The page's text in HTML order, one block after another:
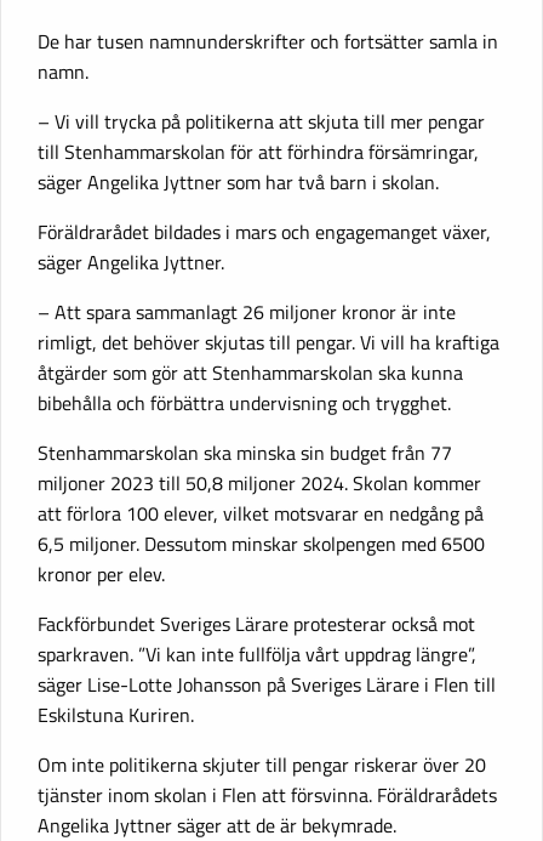
De har tusen namnunderskrifter och fortsätter samla in
namn.
– Vi vill trycka på politikerna att skjuta till mer pengar
till Stenhammarskolan för att förhindra försämringar,
säger Angelika Jyttner som har två barn i skolan.
Föräldrarådet bildades i mars och engagemanget växer,
säger Angelika Jyttner.
– Att spara sammanlagt 26 miljoner kronor är inte
rimligt, det behöver skjutas till pengar. Vi vill ha kraftiga
åtgärder som gör att Stenhammarskolan ska kunna
bibehålla och förbättra undervisning och trygghet.
Stenhammarskolan ska minska sin budget från 77
miljoner 2023 till 50,8 miljoner 2024. Skolan kommer
att förlora 100 elever, vilket motsvarar en nedgång på
6,5 miljoner. Dessutom minskar skolpengen med 6500
kronor per elev.
Fackförbundet Sveriges Lärare protesterar också mot
sparkraven. ”Vi kan inte fullfölja vårt uppdrag längre”,
säger Lise-Lotte Johansson på Sveriges Lärare i Flen till
Eskilstuna Kuriren.
Om inte politikerna skjuter till pengar riskerar över 20
tjänster inom skolan i Flen att försvinna. Föräldrarådets
Angelika Jyttner säger att de är bekymrade.